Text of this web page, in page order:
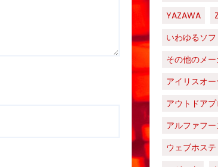
YAZAWA
いわゆるソ
その他のメ
アイリスオ
アウトドア
アルファフ
ウェブホス